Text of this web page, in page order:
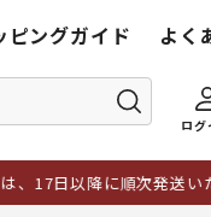
ピングガイド よく
ログ
順次発送いたします